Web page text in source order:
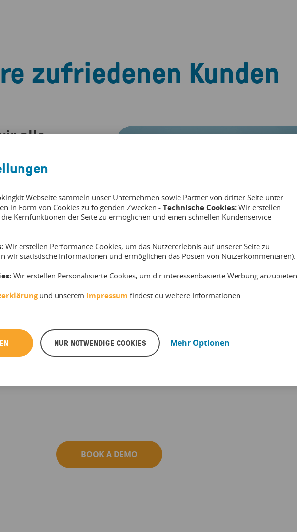
zufriedenen Kunden
alle
uns nicht mit
sondern
Das spart
manuelle
und
BOOK A DEMO
Webseite sammeln unser Unternehmen sowie Partner von dritter Seite unter
in Form von Cookies zu folgenden Zwecken:- Technische Cookies: Wir erstellen
Kernfunktionen der Seite zu ermöglichen und einen schnellen Kundenservice
Wir erstellen Performance Cookies, um das Nutzererlebnis auf unserer Seite zu
wir statistische Informationen und ermöglichen das Posten von Nutzerkommentaren).
Wir erstellen Personalisierte Cookies, um dir interessenbasierte Werbung anzubieten.
und unserem Impressum findest du weitere Informationen
NUR NOTWENDIGE COOKIES Mehr Optionen